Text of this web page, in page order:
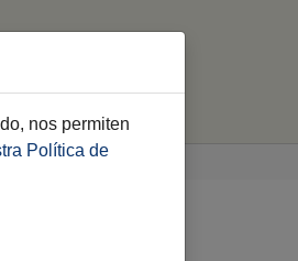
nos permiten
Política de